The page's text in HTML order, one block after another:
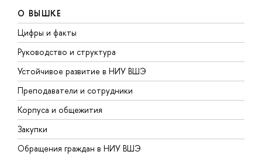
О ВЫШКЕ
Цифры и факты
Руководство и структура
Устойчивое развитие в НИУ ВШЭ
Преподаватели и сотрудники
Корпуса и общежития
Закупки
Обращения граждан в НИУ ВШЭ